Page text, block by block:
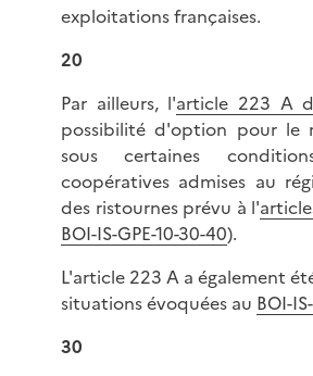
exploitations françaises.
20
Par ailleurs, l'article 223 A
possibilité d'option pour le
sous certaines
coopératives admises au
des ristournes prévu à l'
BOI-IS-GPE-10-30-40).
L'article 223 A a également
situations évoquées au BOI-
30